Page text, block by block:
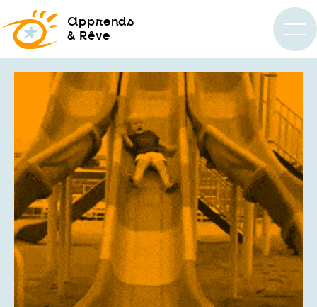
apprends
& Rêve